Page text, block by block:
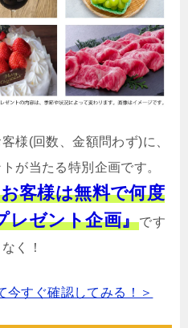
様(回数、金額問わず)に、
が当たる特別企画です。
客様は無料で何度
レゼント企画』です
く！
今すぐ確認してみる！＞